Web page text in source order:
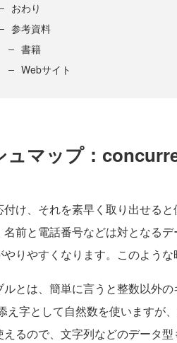
おわり
参考資料
書籍
Webサイト
ュマップ：
け、それを素早く取り出せる
名前と電話番号などは対となる
りやすくなります。このような
とは、簡単に言うと整数以外の
え字として自然数を使いますが
えるので、文字列などのデータ